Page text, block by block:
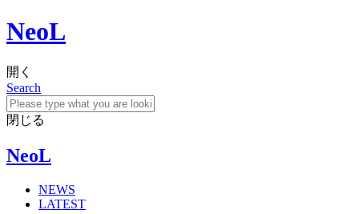
NeoL
開く
Search
閉じる
NeoL
NEWS
LATEST